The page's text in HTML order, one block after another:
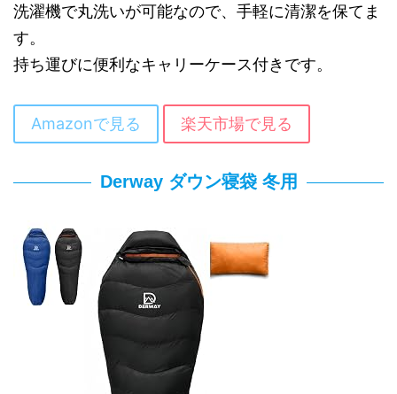
洗濯機で丸洗いが可能なので、手軽に清潔を保てま
す。
持ち運びに便利なキャリーケース付きです。
Amazonで見る 楽天市場で見る
Derway ダウン寝袋 冬用